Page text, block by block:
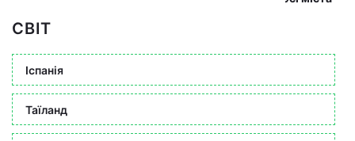
СВІТ
Іспанія
Таїланд